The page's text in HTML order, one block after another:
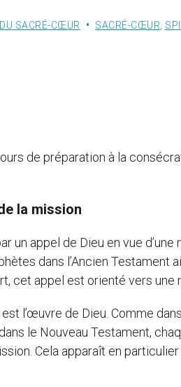
SACRÉ-CŒUR SACRÉ-CŒUR
de préparation à la
la mission
un appel de Dieu en vue
dans l’Ancien Testament
cet appel est orienté vers une
l’œuvre de Dieu. Comme
le Nouveau Testament,
Cela apparaît en